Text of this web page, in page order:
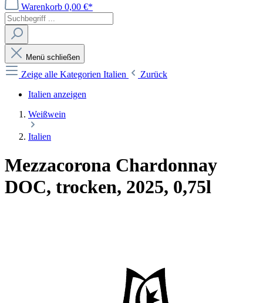
Warenkorb 0,00 €*
Menü schließen
Zeige alle Kategorien Italien
Zurück
Italien anzeigen
Weißwein
Italien
Mezzacorona Chardonnay
DOC, trocken, 2025, 0,75l